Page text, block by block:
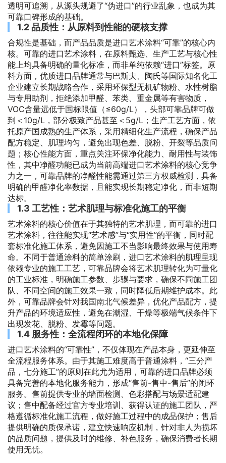
透明可追溯，从源头规避了“伪进口”的行业乱象，也成为其
可靠口碑形成的基础。
1.2 品质性：从原料到性能的硬核支撑
合规性是基础，而产品品质是进口艺术涂料“可靠”的核心内
核。可靠的进口艺术涂料，在原料甄选、生产工艺与核心性
能上均具备明确的量化标准，而非单纯依赖“进口”标签。原
料方面，优质进口品牌通常与巴斯夫、陶氏等国际知名化工
企业建立长期战略合作，采用环保型无机矿物粉、水性树脂
与专用助剂，拒绝添加甲醛、苯类、重金属等有害物质，
VOC含量远低于国标限值（≤60g/L），头部可靠品牌可做
到＜10g/L，部分极致产品甚至＜5g/L；生产工艺方面，依
托原产国成熟的生产体系，采用精细化生产流程，确保产品
配方稳定、肌理均匀，避免出现色差、脱粉、开裂等品质问
题；核心性能方面，重点关注环保净化能力、耐用性与装饰
性，其中净醛功能已成为当前高端进口艺术涂料的核心竞争
力之一，可靠品牌的净醛性能需通过第三方权威检测，具备
明确的甲醛净化率数据，且能实现长期稳定净化，而非短期
达标。
1.3 工艺性：艺术肌理与标准化施工的平衡
艺术涂料的核心价值在于其独特的艺术肌理，而可靠的进口
艺术涂料，往往能实现“艺术感”与“实用性”的平衡，同时配
套标准化施工体系，避免因施工不当影响最终效果与使用寿
命。不同于普通涂料的简单涂刷，进口艺术涂料的肌理呈现
依赖专业的施工工艺，可靠品牌会将艺术肌理转化为可量化
的工业标准，明确施工参数、步骤与要求，确保不同施工团
队、不同空间的施工效果一致，同时降低后期维护成本。此
外，可靠品牌会针对我国南北气候差异，优化产品配方，提
升产品的环境适应性，避免在潮湿、干燥等极端气候条件下
出现发花、脱粉、发霉等问题。
1.4 服务性：全流程闭环的本地化保障
进口艺术涂料的“可靠性”，不仅体现在产品本身，更延伸至
全流程服务体系。由于其施工难度高于普通涂料，“三分产
品，七分施工”的原则在此尤为适用，可靠的进口品牌必须
具备完善的本地化服务能力，形成“售前-售中-售后”的闭环
服务。售前提供专业的墙面检测、色彩搭配与场景适配建
议；售中配备经过官方专业培训、获得认证的施工团队，严
格遵循标准化施工流程，做好施工过程中的成品保护；售后
提供明确的质保承诺，建立快速响应机制，针对非人为损坏
的品质问题，提供及时的维修、补色服务，确保消费者长期
使用无忧。